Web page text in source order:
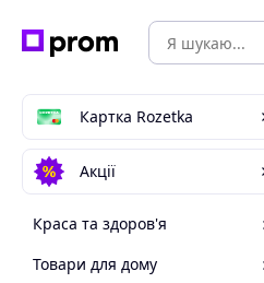
Картка Rozetka
Акції
Краса та здоров'я
Товари для дому